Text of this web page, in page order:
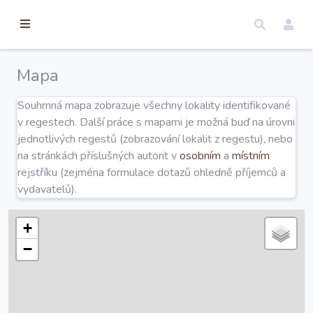
Úvod
Edice
Regesty
Hledat
Mapa
Souhrnná mapa zobrazuje všechny lokality identifikované
v regestech. Další práce s mapami je možná buď na úrovni
jednotlivých regestů (zobrazování lokalit z regestu), nebo
na stránkách příslušných autorit vosobním a místním
rejstříku (zejména formulace dotazů ohledně příjemců a
vydavatelů).
+
−